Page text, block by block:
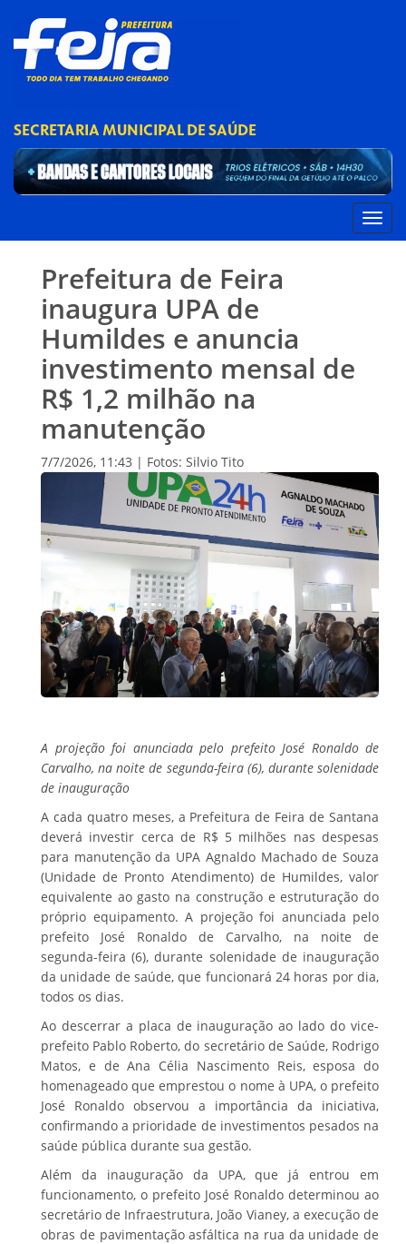
SECRETARIA MUNICIPAL DE SAÚDE
Prefeitura de Feira
inaugura UPA de
Humildes e anuncia
investimento mensal de
R$ 1,2 milhão na
manutenção
7/7/2026, 11:43 | Fotos: Silvio Tito
A projeção foi anunciada pelo prefeito José Ronaldo de
Carvalho, na noite de segunda-feira (6), durante solenidade
de inauguração
A cada quatro meses, a Prefeitura de Feira de Santana
deverá investir cerca de R$ 5 milhões nas despesas
para manutenção da UPA Agnaldo Machado de Souza
(Unidade de Pronto Atendimento) de Humildes, valor
equivalente ao gasto na construção e estruturação do
próprio equipamento. A projeção foi anunciada pelo
prefeito José Ronaldo de Carvalho, na noite de
segunda-feira (6), durante solenidade de inauguração
da unidade de saúde, que funcionará 24 horas por dia,
todos os dias.
Ao descerrar a placa de inauguração ao lado do vice-
prefeito Pablo Roberto, do secretário de Saúde, Rodrigo
Matos, e de Ana Célia Nascimento Reis, esposa do
homenageado que emprestou o nome à UPA, o prefeito
José Ronaldo observou a importância da iniciativa,
confirmando a prioridade de investimentos pesados na
saúde pública durante sua gestão.
Além da inauguração da UPA, que já entrou em
funcionamento, o prefeito José Ronaldo determinou ao
secretário de Infraestrutura, João Vianey, a execução de
obras de pavimentação asfáltica na rua da unidade de